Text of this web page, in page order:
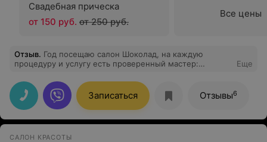
Свадебная прическа
от 150 руб. от 250 руб.
Все цены
Отзыв. Год посещаю салон Шоколад, на каждую
процедуру и услугу есть проверенный мастер:
мастер, которая понимает все пожелания и делает все
очень профессионально. Огромная благодарность,
рекомендую!
Еще
Записаться Отзывы6
САЛОН КРАСОТЫ